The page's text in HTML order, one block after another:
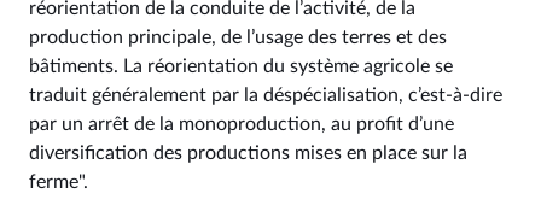
réorientation de la conduite de l’activité, de la
production principale, de l’usage des terres et des
bâtiments. La réorientation du système agricole se
traduit généralement par la déspécialisation, c’est-à-dire
par un arrêt de la monoproduction, au profit d’une
diversification des productions mises en place sur la
ferme".